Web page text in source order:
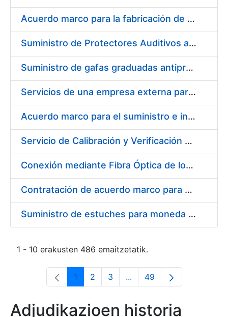
Erakutsi/Ezkutatu
Acuerdo marco para la fabricación de piezas
Suministro de Protectores Auditivos a medida para las personas trabajadoras de los Centros de Trabajo de Madrid y Burgos
Suministro de gafas graduadas antiproyecciones para los trabajadores de la FNMT-RCM en los centros de trabajo de Madrid y Burgos
Servicios de una empresa externa para el asesoramiento y resolución de los recursos de alzada que se presentan relacionados con procesos de selección para la FNMT-RCM
Acuerdo marco para el suministro e instalación de persianas, estores y otros complementos
Servicio de Calibración y Verificación Externa de los Equipos de Medición del Servicio de Prevención de la FNMT-RCM
Conexión mediante Fibra Óptica de los Centros de Proceso de Datos (CPDs) de las sedes de la FNMT-RCM de Burgos y Madrid
Contratación de acuerdo marco para el Suministro de Material de Electricidad para la Fábrica Nacional de Moneda y Timbre-Real Casa de la Moneda en su centro de trabajo de Burgos
Suministro de estuches para moneda de 30 €
1 - 10 erakusten 486 emaitzetatik.
Orrialdea
1 Orrialdea
2 Orrialdea
3 ...Intermediate Pages Use
Orrialdea
49
Adjudikazioen historia